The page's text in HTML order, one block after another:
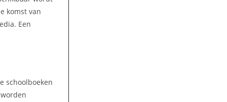
komst van
Een
schoolboeken